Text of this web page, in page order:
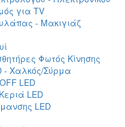
για TV
- Μακιγιάζ
Φωτός Κίνησης
- Χαλκός/Σύρμα
LED
LED
LED